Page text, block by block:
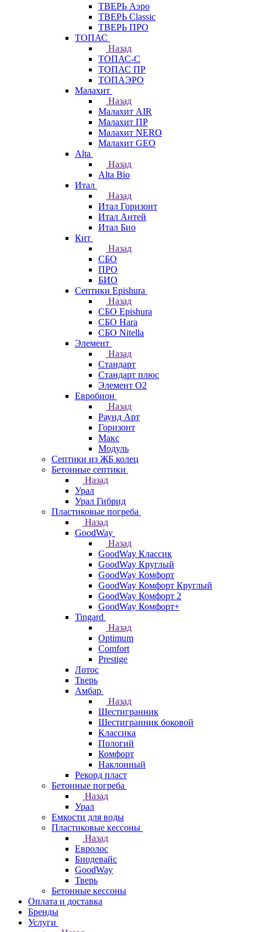
ТВЕРЬ Аэро
ТВЕРЬ Classic
ТВЕРЬ ПРО
ТОПАС
Назад
ТОПАС-С
ТОПАС ПР
ТОПАЭРО
Малахит
Назад
Малахит AIR
Малахит ПР
Малахит NERO
Малахит GEO
Alta
Назад
Alta Bio
Итал
Назад
Итал Горизонт
Итал Антей
Итал Био
Кит
Назад
СБО
ПРО
БИО
Септики Epishura
Назад
СБО Epishura
СБО Hara
СБО Nitella
Элемент
Назад
Стандарт
Стандарт плюс
Элемент О2
Евробион
Назад
Раунд Арт
Горизонт
Макс
Модуль
Септики из ЖБ колец
Бетонные септики
Назад
Урал
Урал Гибрид
Пластиковые погреба
Назад
GoodWay
Назад
GoodWay Классик
GoodWay Круглый
GoodWay Комфорт
GoodWay Комфорт Круглый
GoodWay Комфорт 2
GoodWay Комфорт+
Tingard
Назад
Optimum
Comfort
Prestige
Лотос
Тверь
Амбар
Назад
Шестигранник
Шестигранник боковой
Классика
Пологий
Комфорт
Наклонный
Рекорд пласт
Бетонные погреба
Назад
Урал
Емкости для воды
Пластиковые кессоны
Назад
Евролос
Биодевайс
GoodWay
Тверь
Бетонные кессоны
Оплата и доставка
Бренды
Услуги